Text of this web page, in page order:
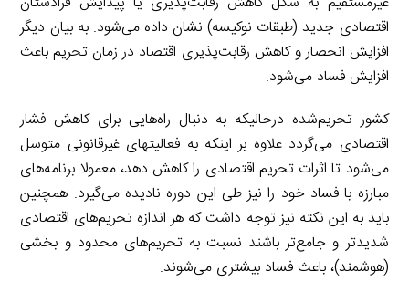
اقتصادی جدید (طبقات نوکیسه) نشان داده می‌شود. به بیان دیگر
افزایش انحصار و کاهش رقابت‌پذیری اقتصاد در زمان تحریم باعث
افزایش فساد می‌شود.
کشور تحریم‌شده درحالیکه به دنبال راه‌هایی برای کاهش فشار
اقتصادی می‌گردد علاوه بر اینکه به فعالیتهای ‌غیرقانونی متوسل
می‌شود تا اثرات تحریم‌ اقتصادی را کاهش دهد، معمولا برنامه‌های
مبارزه با فساد خود را نیز طی این دوره نادیده می‌گیرد. همچنین
باید به این نکته نیز توجه داشت که هر اندازه تحریم‌های اقتصادی
شدیدتر و جامع‌تر باشند نسبت به تحریم‌های محدود و بخشی
(هوشمند)، باعث فساد بیشتری می‌شوند.